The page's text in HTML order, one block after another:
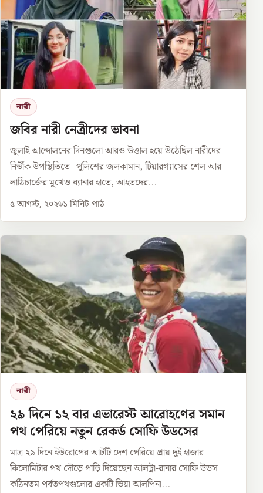
নারী
জবির নারী নেত্রীদের ভাবনা
জুলাই আন্দোলনের দিনগুলো আরও উত্তাল হয়ে উঠেছিল নারীদের
নির্ভীক উপস্থিতিতে। পুলিশের জলকামান, টিয়ারগ্যাসের শেল আর
লাঠিচার্জের মুখেও ব্যানার হাতে, আহতদের...
৫ আগস্ট, ২০২৬১ মিনিট পাঠ
নারী
২৯ দিনে ১২ বার এভারেস্ট আরোহণের সমান
পথ পেরিয়ে নতুন রেকর্ড সোফি উডসের
মাত্র ২৯ দিনে ইউরোপের আটটি দেশ পেরিয়ে প্রায় দুই হাজার
কিলোমিটার পথ দৌড়ে পাড়ি দিয়েছেন আলট্রা-রানার সোফি উডস।
কঠিনতম পর্বতপথগুলোর একটি ভিয়া আলপিনা...